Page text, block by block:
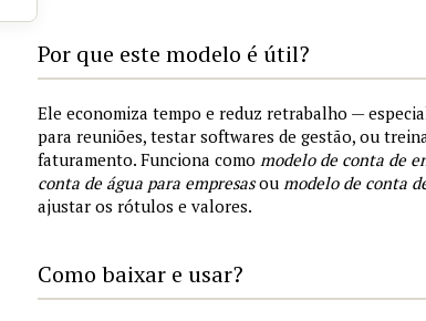
Por que este modelo é útil?
Ele economiza tempo e reduz retrabalho —
para reuniões, testar softwares de gestão, ou
faturamento. Funciona como modelo de conta de
conta de água para empresasou modelo de conta
ajustar os rótulos e valores.
Como baixar e usar?